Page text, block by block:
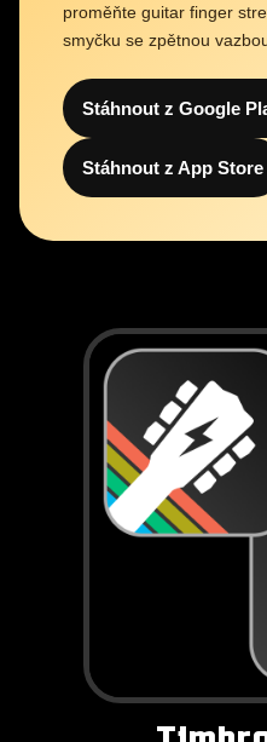
proměňte guitar finger
smyčku se zpětnou
Stáhnout z Google
Stáhnout z App Store